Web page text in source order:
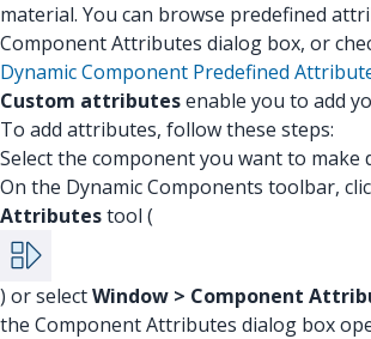
material. You can browse predefined
Component Attributes dialog box, or
Dynamic Component Predefined
Custom attributesenable you to add
To add attributes, follow these steps:
Select the component you want to make
On the Dynamic Components toolbar,
Attributestool (
) or selectWindow > Component
the Component Attributes dialog box